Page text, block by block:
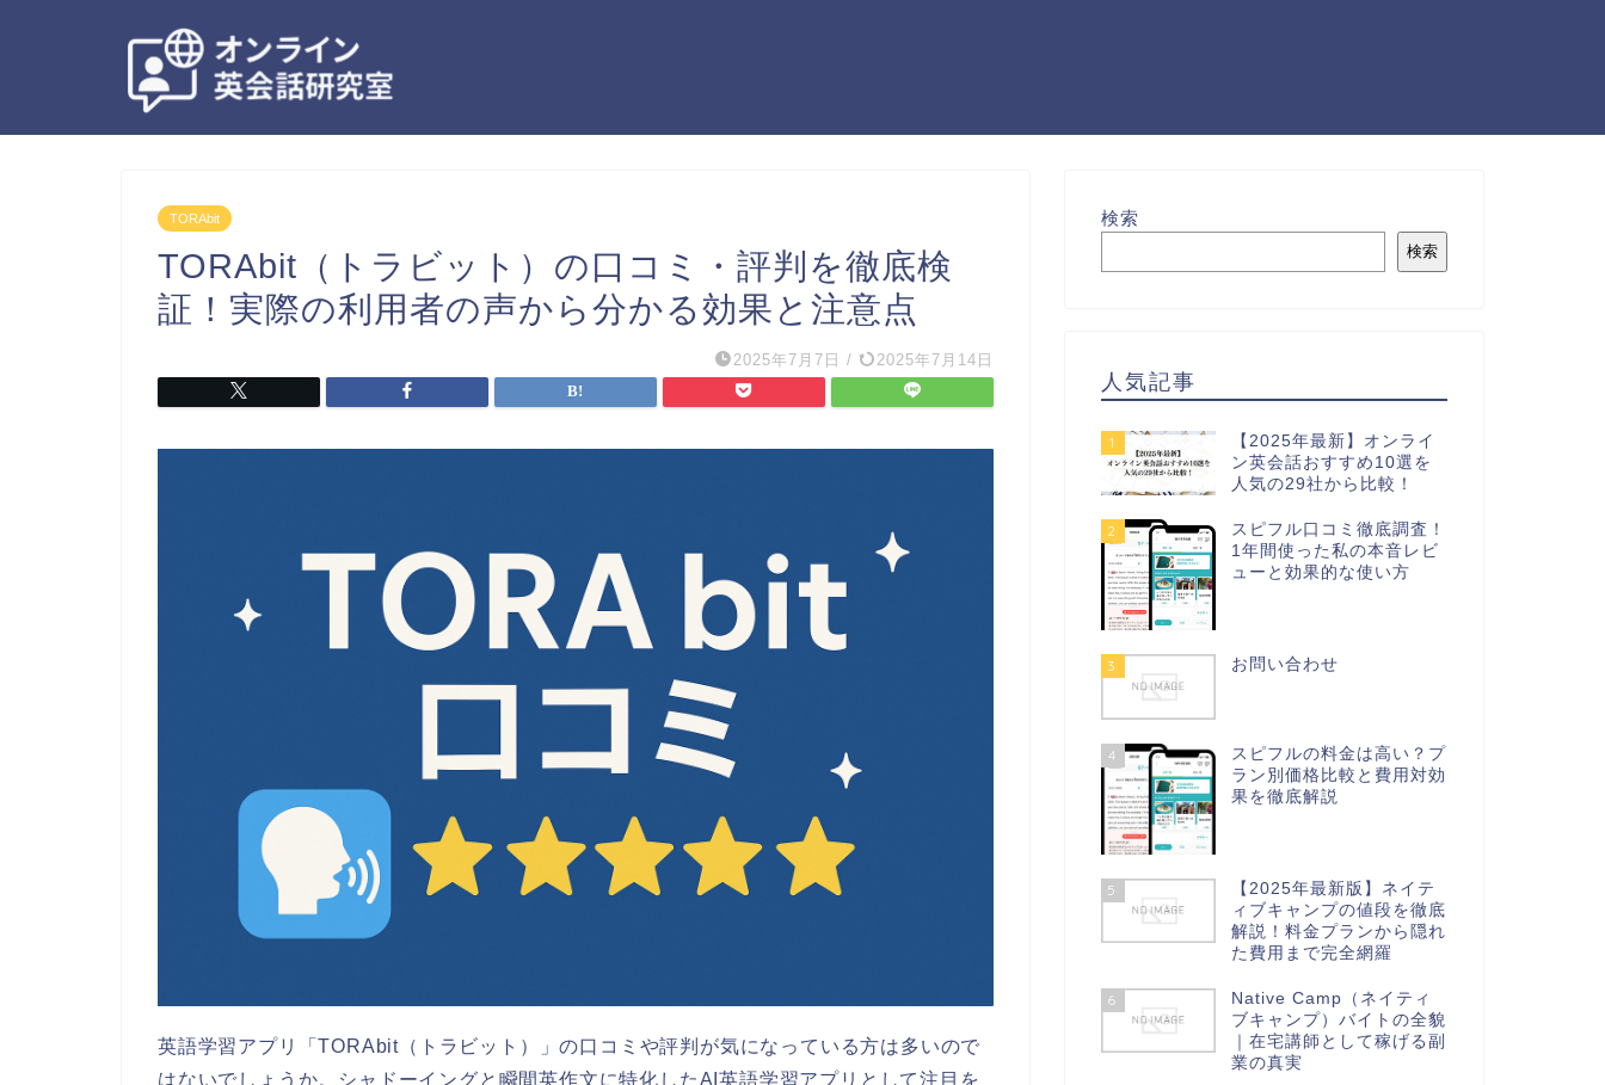
TORAbit
TORAbit（トラビット）の口コミ・評判を徹底検
証！実際の利用者の声から分かる効果と注意点
2025年7月7日 / 2025年7月14日
英語学習アプリ「TORAbit（トラビット）」の口コミや評判が気になっている方は多いので
はないでしょうか。シャドーイングと瞬間英作文に特化したAI英語学習アプリとして注目を
検索
検索
人気記事
1
【2025年最新】オンライ
ン英会話おすすめ10選を
人気の29社から比較！
2
スピフル口コミ徹底調査！
1年間使った私の本音レビ
ューと効果的な使い方
3 お問い合わせ
4
スピフルの料金は高い？プ
ラン別価格比較と費用対効
果を徹底解説
5
【2025年最新版】ネイテ
ィブキャンプの値段を徹底
解説！料金プランから隠れ
た費用まで完全網羅
6
Native Camp（ネイティ
ブキャンプ）バイトの全貌
｜在宅講師として稼げる副
業の真実